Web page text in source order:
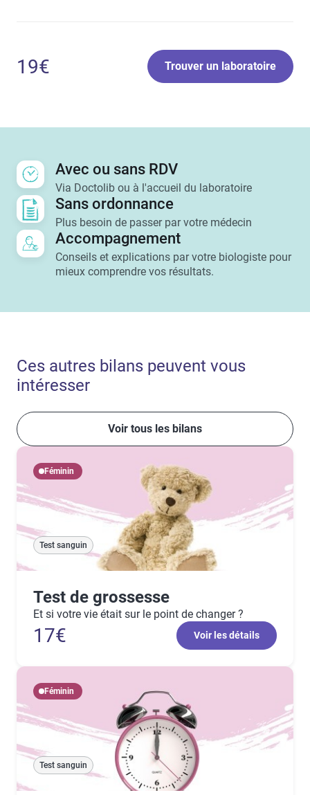
19€ Trouver un laboratoire
Avec ou sans RDV
Via Doctolib ou à l'accueil du laboratoire
Sans ordonnance
Plus besoin de passer par votre médecin
Accompagnement
Conseils et explications par votre biologiste pour
mieux comprendre vos résultats.
Ces autres bilans peuvent vous
intéresser
Voir tous les bilans
Féminin
Test sanguin
Test de grossesse
Et si votre vie était sur le point de changer ?
17€ Voir les détails
Féminin
Test sanguin